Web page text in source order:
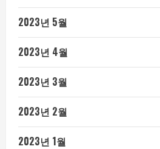
2023년 5월
2023년 4월
2023년 3월
2023년 2월
2023년 1월